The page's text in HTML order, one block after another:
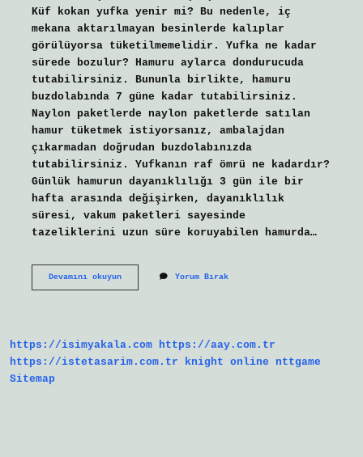
Küf kokan yufka yenir mi? Bu nedenle, iç
mekana aktarılmayan besinlerde kalıplar
görülüyorsa tüketilmemelidir. Yufka ne kadar
sürede bozulur? Hamuru aylarca dondurucuda
tutabilirsiniz. Bununla birlikte, hamuru
buzdolabında 7 güne kadar tutabilirsiniz.
Naylon paketlerde naylon paketlerde satılan
hamur tüketmek istiyorsanız, ambalajdan
çıkarmadan doğrudan buzdolabınızda
tutabilirsiniz. Yufkanın raf ömrü ne kadardır?
Günlük hamurun dayanıklılığı 3 gün ile bir
hafta arasında değişirken, dayanıklılık
süresi, vakum paketleri sayesinde
tazeliklerini uzun süre koruyabilen hamurda…
Devamını okuyunYufka
Yorum Bırak
https://isimyakala.com https://aay.com.tr
https://istetasarim.com.tr
knight online
nttgame
Sitemap